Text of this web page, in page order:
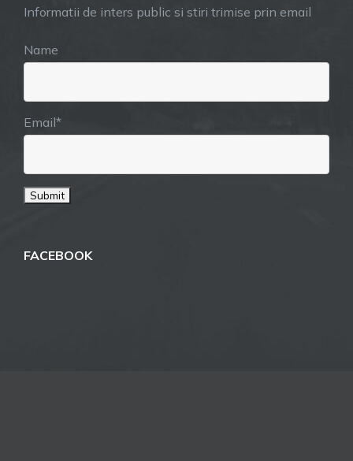
Informatii de inters public si stiri trimise prin email
Name
Email*
FACEBOOK